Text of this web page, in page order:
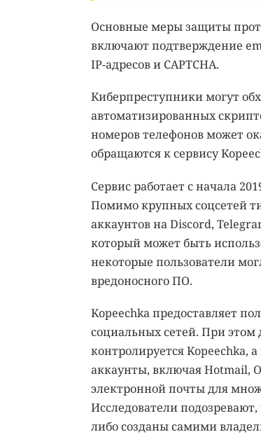
Основные меры защиты
включают подтверждение
IP-адресов и CAPTCHA.
Киберпреступники могут
автоматизированных
номеров телефонов может
обращаются к сервису
Сервис работает с начала
Помимо крупных соцсетей
аккаунтов на Discord,
который может быть
некоторые пользователи
вредоносного ПО.
Kopeechka предоставляет
социальных сетей. При этом
контролируется Kopeechka,
аккаунты, включая Hotmail,
электронной почты для
Исследователи
либо созданы самими